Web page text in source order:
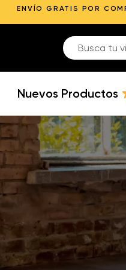
ENVÍO GRATIS POR
Nuevos Productos